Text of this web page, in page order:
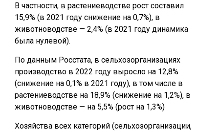
В частности, в растениеводстве рост составил
15,9% (в 2021 году снижение на 0,7%), в
животноводстве — 2,4% (в 2021 году динамика
была нулевой).
По данным Росстата, в сельхозорганизациях
производство в 2022 году выросло на 12,8%
(снижение на 0,1% в 2021 году), в том числе в
растениеводстве на 18,9% (снижение на 1,2%), в
животноводстве — на 5,5% (рост на 1,3%)
Хозяйства всех категорий (сельхозорганизации,